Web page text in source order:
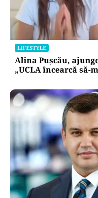
LIFESTYLE
Alina Pușcău,
„UCLA încearcă să-